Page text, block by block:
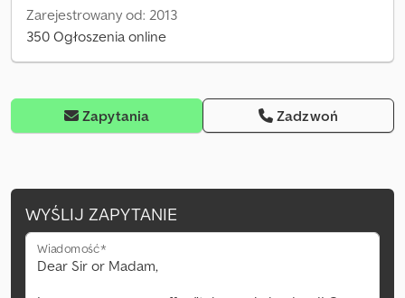
Zarejestrowany od: 2013
350 Ogłoszenia online
Zapytania Zadzwoń
WYŚLIJ ZAPYTANIE
Wiadomość*